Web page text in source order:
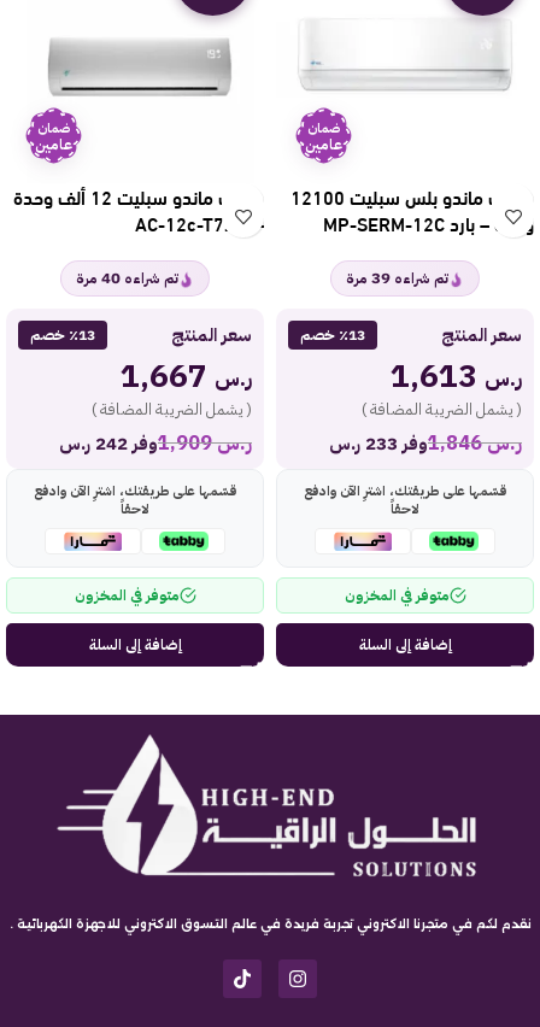
ضمان
عامين
مكيف ماندو بلس سبليت 12100
وحدة – بارد MP-SERM-12C
تم شراءه 39 مرة
سعر المنتج ٪13 خصم
ر.س
( يشمل الضريبة المضافة )
ر.س1,846 وفر 233 ر.س
قسّمها على طريقتك، اشترِ الآن وادفع
لاحقاً
متوفر في المخزون
إضافة إلى السلة
ضمان
عامين
مكيف ماندو سبليت 12 ألف وحدة
– باردAC-12c-T7
تم شراءه 40 مرة
سعر المنتج ٪13 خصم
ر.س
( يشمل الضريبة المضافة )
ر.س1,909 وفر 242 ر.س
قسّمها على طريقتك، اشترِ الآن وادفع
لاحقاً
متوفر في المخزون
إضافة إلى السلة
نقدم لكم في متجرنا الاكتروني تجربة فريدة في عالم التسوق الاكتروني للاجهزة الكهربائية .